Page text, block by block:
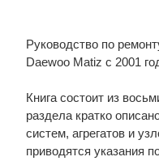
Руководство по
Daewoo Matiz с 2001
Книга состоит из
раздела кратко
систем, агрегатов и
приводятся указания